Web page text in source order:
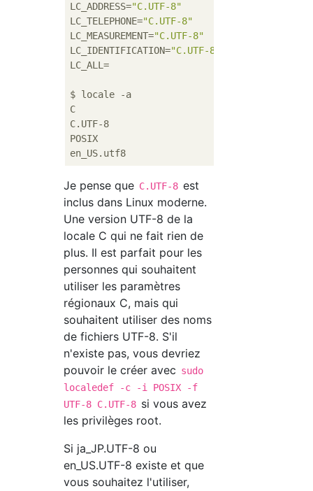
LC_ADDRESS="C.UTF-8"
LC_TELEPHONE="C.UTF-8"
LC_MEASUREMENT="C.UTF-8"
LC_IDENTIFICATION="C.UTF-8"
LC_ALL=
$ locale -a
C
C.UTF-8
POSIX
Je pense que C.UTF-8 est
inclus dans Linux moderne.
Une version UTF-8 de la
locale C qui ne fait rien de
plus. Il est parfait pour les
personnes qui souhaitent
utiliser les paramètres
régionaux C, mais qui
souhaitent utiliser des noms
de fichiers UTF-8. S'il
n'existe pas, vous devriez
pouvoir le créer avec sudo
localedef -c -i POSIX -f
UTF-8 C.UTF-8 si vous avez
les privilèges root.
Si ja_JP.UTF-8 ou
en_US.UTF-8 existe et que
vous souhaitez l'utiliser,